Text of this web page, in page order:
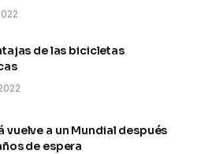
de las bicicletas
vuelve a un Mundial después
de espera